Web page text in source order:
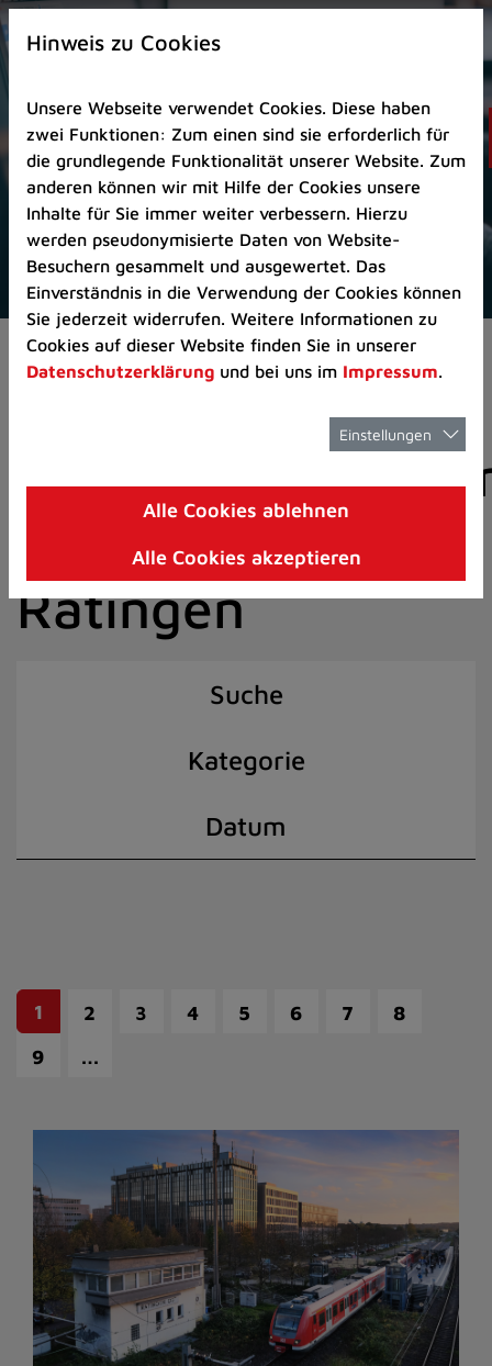
Zur
Startseite
Zum
Seitenanfang
springen
(Schnelltaste
A)
Zur
Navigation/Menü
springen
(Schnelltaste
M)
Zur
8)
I)
Aktuelles Pressemitteilungen
der Stadt
Ratingen
Suche
Kategorie
Datum
1 2 3 4 5 6 7
8
9
…
Hinweis zu Cookies
Unsere Webseite verwendet Cookies. Diese haben
zwei Funktionen: Zum einen sind sie erforderlich für
die grundlegende Funktionalität unserer Website. Zum
anderen können wir mit Hilfe der Cookies unsere
Inhalte für Sie immer weiter verbessern. Hierzu
werden pseudonymisierte Daten von Website-
Besuchern gesammelt und ausgewertet. Das
Einverständnis in die Verwendung der Cookies können
Sie jederzeit widerrufen. Weitere Informationen zu
Cookies auf dieser Website finden Sie in unserer
Datenschutzerklärung und bei uns im Impressum.
Einstellungen
Alle Cookies ablehnen
Alle Cookies akzeptieren